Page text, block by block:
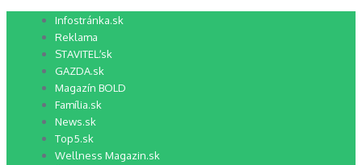
Preskočiť Infostránka.sk
Reklama
STAVITEĽ.sk
GAZDA.sk
Magazín BOLD
Família.sk
News.sk
Top5.sk
Wellness Magazin.sk